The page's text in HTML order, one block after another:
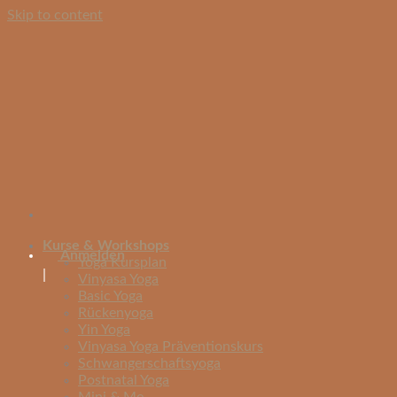
Skip to content
Kurse & Workshops
Yoga Kursplan
Vinyasa Yoga
Basic Yoga
Rückenyoga
Yin Yoga
Vinyasa Yoga Präventionskurs
Schwangerschaftsyoga
Postnatal Yoga
Anmelden